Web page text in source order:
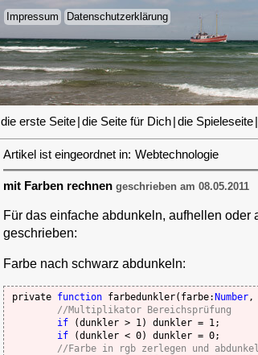
Impressum Datenschutzerklärung
die erste Seite die Seite für Dich die Spieleseite
Artikel ist eingeordnet in: Webtechnologie
mit Farben rechnen geschrieben am 08.05.2011
Für das einfache abdunkeln, aufhellen
geschrieben:
Farbe nach schwarz abdunkeln:
private function farbedunkler(farbe: Number,
//Multiplikator Bereichsprüfung
if (dunkler > 1) dunkler = 1;
if (dunkler < 0) dunkler = 0;
//Farbe in rgb zerlegen und